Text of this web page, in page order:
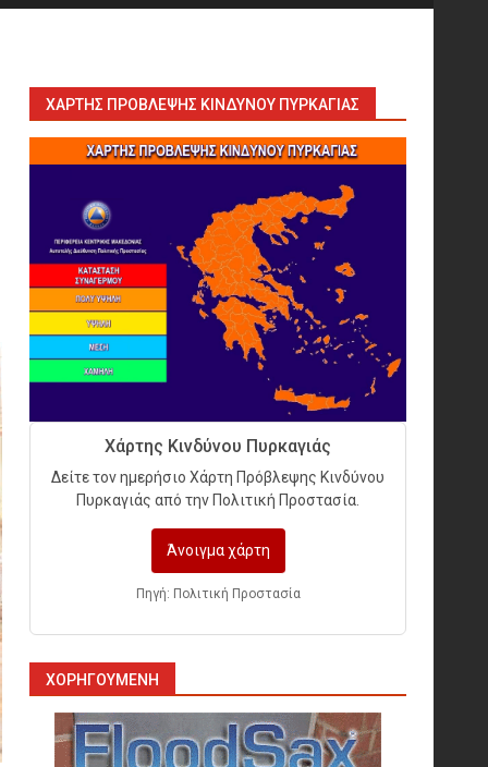
ΧΆΡΤΗΣ ΠΡΌΒΛΕΨΗΣ ΚΙΝΔΎΝΟΥ ΠΥΡΚΑΓΙΆΣ
Χάρτης Κινδύνου Πυρκαγιάς
Δείτε τον ημερήσιο Χάρτη Πρόβλεψης Κινδύνου
Πυρκαγιάς από την Πολιτική Προστασία.
Άνοιγμα χάρτη
Πηγή: Πολιτική Προστασία
ΧΟΡΗΓΟΎΜΕΝΗ
Sprinklers: Ο «αόρατος
Η ελαφρότητα της τεχνικής
9
Technical Leadership in
Safety: Why Emergency
Response and HSE Must Be
Operated as One
10
10 συχνά λάθη σε
περιορισμένους χώρους που
οδηγούν σε ατύχημα
Πυρόσβεση και Διάσωση σε
Ορυχεία
Πυροσβεστικοί Αυλοί στην